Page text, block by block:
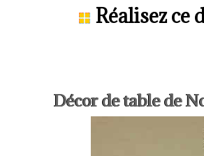
Réalisez ce
Décor de table de